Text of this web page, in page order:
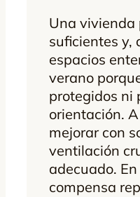
Una vivienda
suficientes y,
espacios
verano
protegidos ni
orientación.
mejorar con
ventilación
adecuado.
compensa